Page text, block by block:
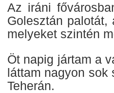
Az iráni
Golesztán palotát,
melyeket szintén
Öt napig jártam a
láttam nagyon sok
Teherán.